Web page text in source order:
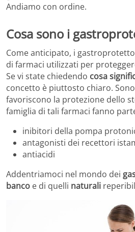
Andiamo con ordine.
Cosa sono i
Come anticipato, i
di farmaci utilizzati per
Se vi state chiedendo cosa
concetto è piuttosto chiaro.
favoriscono la protezione dello
famiglia di tali farmaci fanno
inibitori della pompa
antagonisti dei recettori
antiacidi
Addentriamoci nel mondo dei
banco e di quelli naturali